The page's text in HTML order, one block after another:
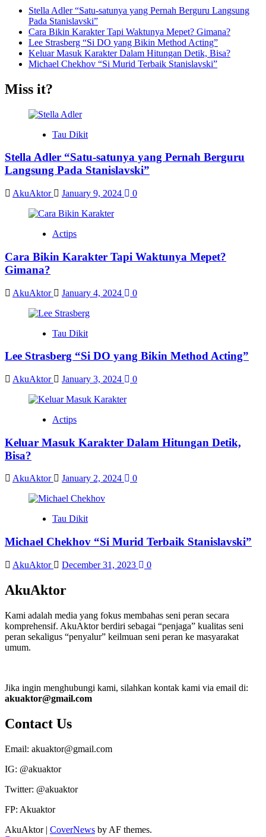
Stella Adler “Satu-satunya yang Pernah Berguru Langsung
Pada Stanislavski”
Cara Bikin Karakter Tapi Waktunya Mepet? Gimana?
Lee Strasberg “Si DO yang Bikin Method Acting”
Keluar Masuk Karakter Dalam Hitungan Detik, Bisa?
Michael Chekhov “Si Murid Terbaik Stanislavski”
Miss it?
Tau Dikit
Stella Adler “Satu-satunya yang Pernah Berguru
Langsung Pada Stanislavski”
AkuAktor January 9, 2024 0
Actips
Cara Bikin Karakter Tapi Waktunya Mepet?
Gimana?
AkuAktor January 4, 2024 0
Tau Dikit
Lee Strasberg “Si DO yang Bikin Method Acting”
AkuAktor January 3, 2024 0
Actips
Keluar Masuk Karakter Dalam Hitungan Detik,
Bisa?
AkuAktor January 2, 2024 0
Tau Dikit
Michael Chekhov “Si Murid Terbaik Stanislavski”
AkuAktor December 31, 2023 0
AkuAktor
Kami adalah media yang fokus membahas seni peran secara
komprehensif. AkuAktor berdiri sebagai “penjaga” kualitas seni
peran sekaligus “penyalur” keilmuan seni peran ke masyarakat
umum.
Jika ingin menghubungi kami, silahkan kontak kami via email di:
akuaktor@gmail.com
Contact Us
Email: akuaktor@gmail.com
IG: @akuaktor
Twitter: @akuaktor
FP: Akuaktor
AkuAktor | CoverNews by AF themes.